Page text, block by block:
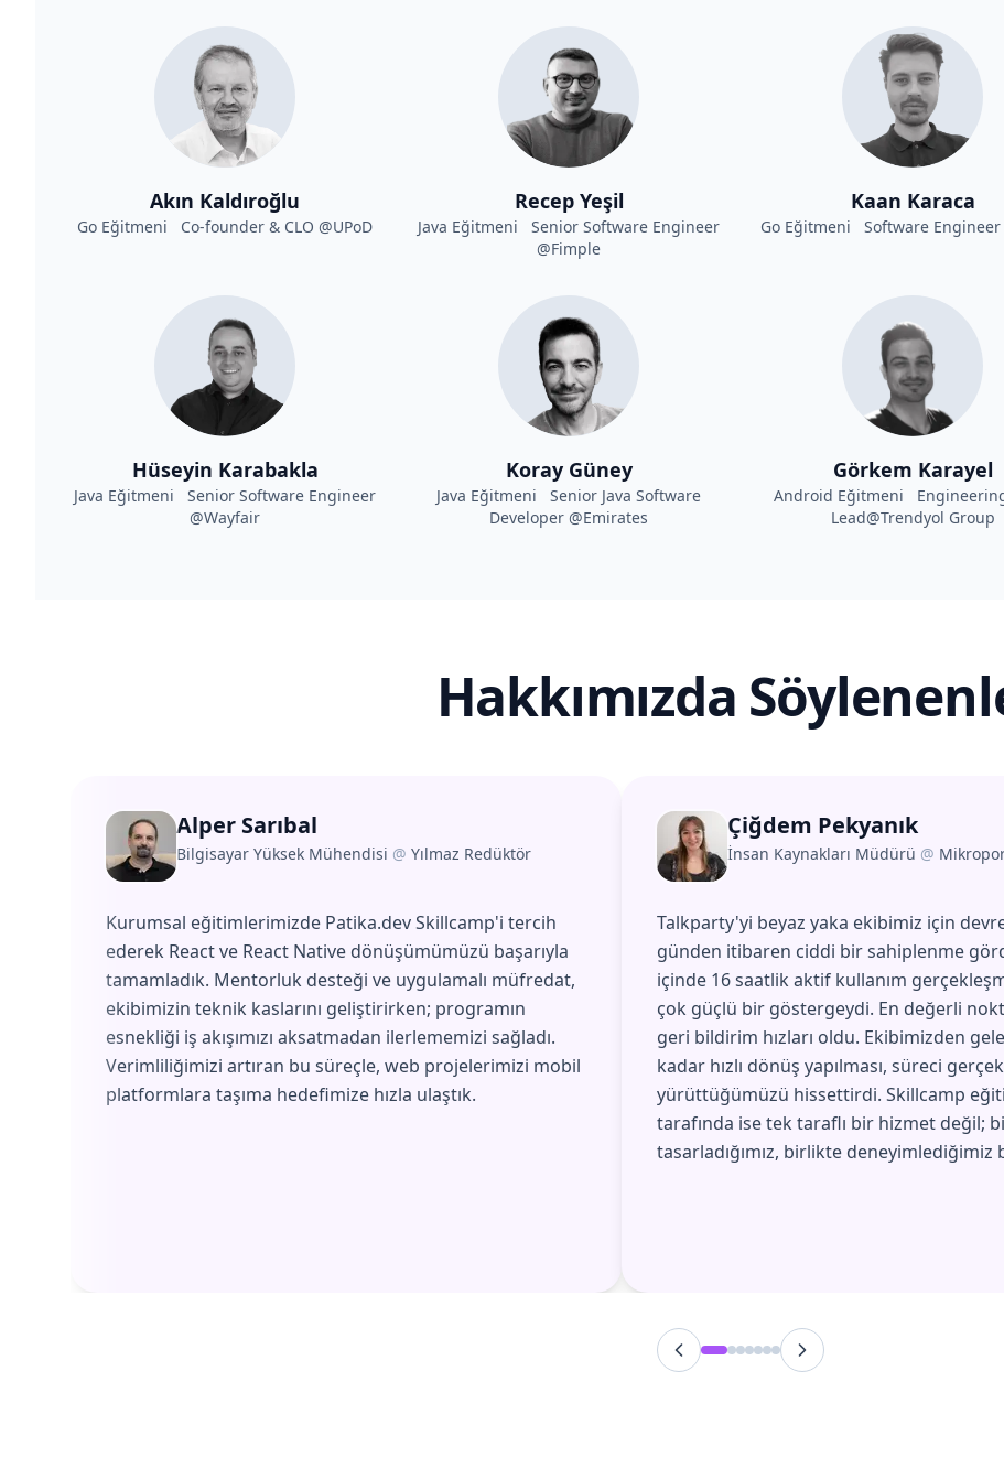
Akın Kaldıroğlu
Go Eğitmeni Co-founder & CLO @UPoD
Recep Yeşil
Java Eğitmeni Senior Software Engineer
@Fimple
Kaan Karaca
Go Eğitmeni Software Engineer
Hüseyin Karabakla
Java Eğitmeni Senior Software Engineer
@Wayfair
Koray Güney
Java Eğitmeni Senior Java Software
Developer @Emirates
Görkem Karayel
Android Eğitmeni
Lead@Trendyol Group
Hakkımızda
Alper Sarıbal
Bilgisayar Yüksek Mühendisi @ Yılmaz Redüktör
Kurumsal eğitimlerimizde Patika.dev Skillcamp'i tercih
ederek React ve React Native dönüşümümüzü başarıyla
tamamladık. Mentorluk desteği ve uygulamalı müfredat,
ekibimizin teknik kaslarını geliştirirken; programın
esnekliği iş akışımızı aksatmadan ilerlememizi sağladı.
Verimliliğimizi artıran bu süreçle, web projelerimizi mobil
platformlara taşıma hedefimize hızla ulaştık.
Çiğdem Pekyanık
İnsan Kaynakları Müdürü @
Talkparty'yi beyaz yaka ekibimiz için
günden itibaren ciddi bir sahiplenme
içinde 16 saatlik aktif kullanım
çok güçlü bir göstergeydi. En değerli
geri bildirim hızları oldu. Ekibimizden
kadar hızlı dönüş yapılması, süreci
yürüttüğümüzü hissettirdi. Skillcamp
tarafında ise tek taraflı bir hizmet değil;
tasarladığımız, birlikte deneyimlediğimiz